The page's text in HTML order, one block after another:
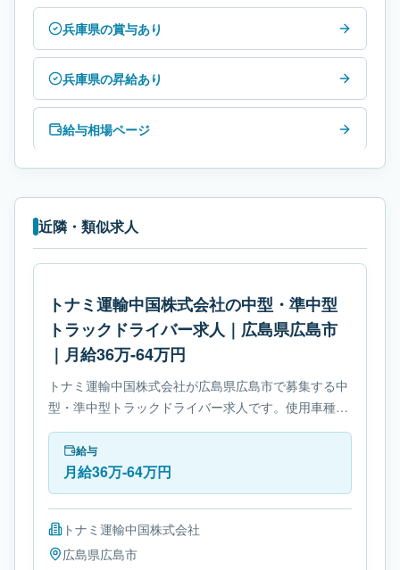
兵庫県の賞与あり
兵庫県の昇給あり
給与相場ページ
近隣・類似求人
トナミ運輸中国株式会社の中型・準中型
トラックドライバー求人｜広島県広島市
｜月給36万-64万円
トナミ運輸中国株式会社が広島県広島市で募集する中
型・準中型トラックドライバー求人です。使用車種は
中型トラックです。勤務時間は- 変形労働時間制で
す。必要免許は- 準中型自動車免許です。
給与
月給36万-64万円
トナミ運輸中国株式会社
広島県広島市